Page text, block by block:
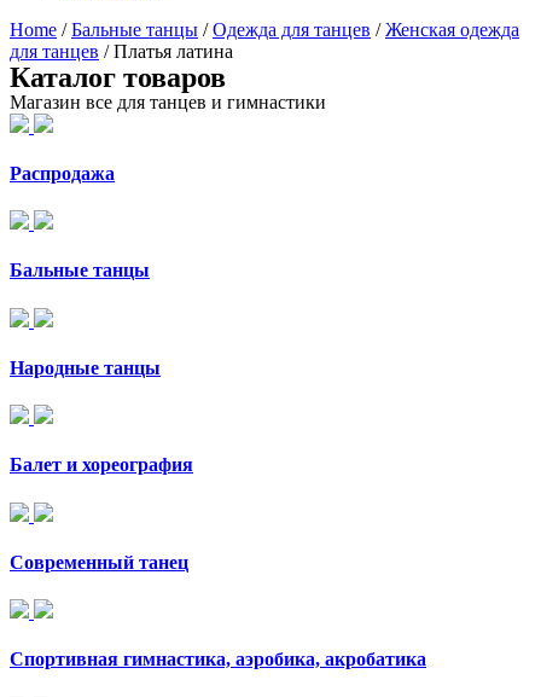
Home /Бальные танцы /Одежда для танцев /Женская одежда
для танцев / Платья латина
Каталог товаров
Магазин все для танцев и гимнастики
Распродажа
Бальные танцы
Народные танцы
Балет и хореография
Современный танец
Спортивная гимнастика, аэробика, акробатика